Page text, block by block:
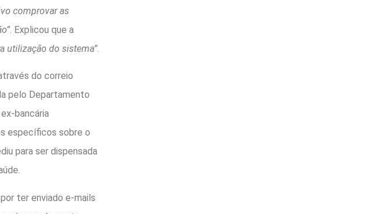
comprovar as
. Explicou que a
utilização do sistema”.
do correio
pelo Departamento
bancária
específicos sobre o
para ser dispensada
ter enviado e-mails